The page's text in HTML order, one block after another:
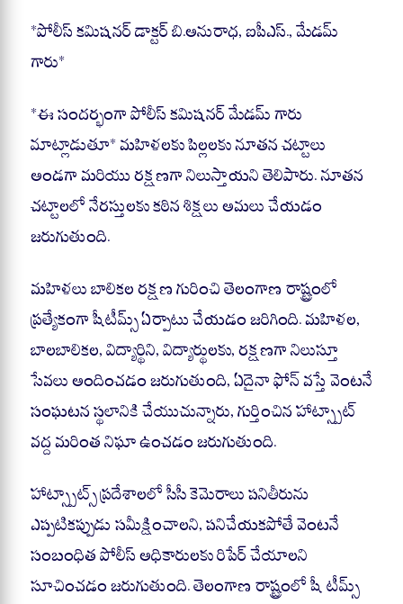
*పోలీస్ కమిషనర్ డాక్టర్ బి.అనురాధ, ఐపీఎస్., మేడమ్
గారు*
*ఈ సందర్భంగా పోలీస్ కమిషనర్ మేడమ్ గారు
మాట్లాడుతూ* మహిళలకు పిల్లలకు నూతన చట్టాలు
అండగా మరియు రక్షణగా నిలుస్తాయని తెలిపారు. నూతన
చట్టాలలో నేరస్తులకు కఠిన శిక్షలు అమలు చేయడం
జరుగుతుంది.
మహిళలు బాలికల రక్షణ గురించి తెలంగాణ రాష్ట్రంలో
ప్రత్యేకంగా షీటీమ్స్ ఏర్పాటు చేయడం జరిగింది. మహిళల,
బాలబాలికల, విద్యార్థిని, విద్యార్థులకు, రక్షణగా నిలుస్తూ
సేవలు అందించడం జరుగుతుంది, ఏదైనా ఫోన్ వస్తే వెంటనే
సంఘటన స్థలానికి చేయుచున్నారు, గుర్తించిన హాట్స్పాట్
వద్ద మరింత నిఘా ఉంచడం జరుగుతుంది.
హాట్స్పాట్స్ ప్రదేశాలలో సీసీ కెమెరాలు పనితీరును
ఎప్పటికప్పుడు సమీక్షించాలని, పనిచేయకపోతే వెంటనే
సంబంధిత పోలీస్ అధికారులకు రిపేర్ చేయాలని
సూచించడం జరుగుతుంది. తెలంగాణ రాష్ట్రంలో షీ టీమ్స్